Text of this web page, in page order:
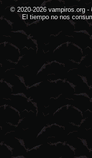
© 2020-2026 vampiros.org-
El tiempo no nos